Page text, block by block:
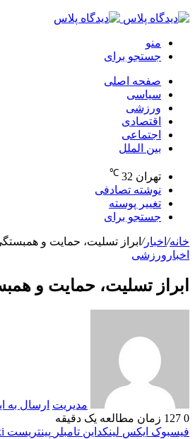
منو
جستجو برای
صفحه اصلی
سیاسی
ورزشی
اقتصادی
اجتماعی
بین الملل
تهران 32
℃
نوشته تصادفی
تغییر پوسته
جستجو برای
خانه/ اخبار/ ابراز تسلیت، حمایت و
اخبار ورزشی
ابراز تسلیت، حمایت و
مدیریت ارسال به
0
زمان مطالعه یک دقیقه
فیسبوک ایکس لینکداین تامبلر پینتریست